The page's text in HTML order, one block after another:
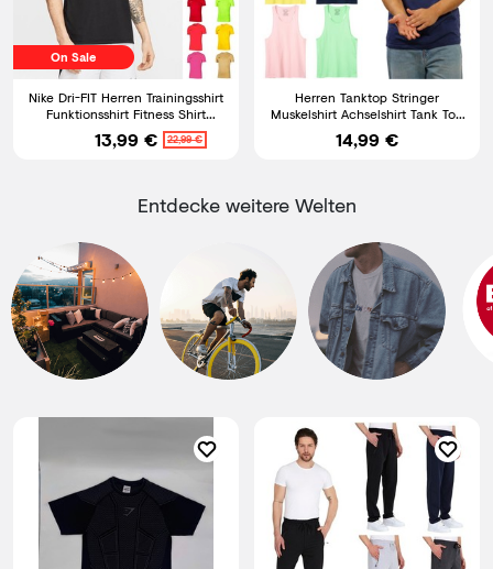
On Sale
Nike Dri-FIT Herren Trainingsshirt
Funktionsshirt Fitness Shirt
Sportshirt
13,99 € 22,99 €
Herren Tanktop Stringer
Muskelshirt Achselshirt Tank Top
Unterhemd Bio Baumwolle
14,99 €
Entdecke weitere Welten